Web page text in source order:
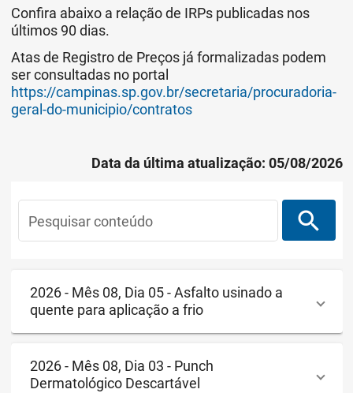
Confira abaixo a relação de IRPs publicadas nos
últimos 90 dias.
Atas de Registro de Preços já formalizadas podem
ser consultadas no portal
https://campinas.sp.gov.br/secretaria/procuradoria-
geral-do-municipio/contratos
Data da última atualização: 05/08/2026
Pesquisar conteúdo search
2026 - Mês 08, Dia 05 - Asfalto usinado a
quente para aplicação a frio
2026 - Mês 08, Dia 03 - Punch
Dermatológico Descartável